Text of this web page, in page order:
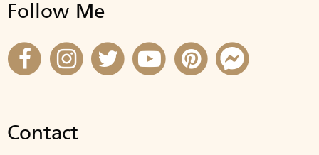
Follow Me
Contact